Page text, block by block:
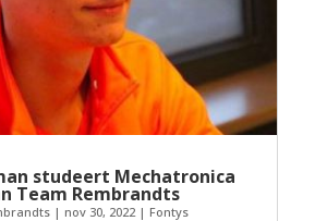
studeert Mechatronica
Team Rembrandts
| nov 30, 2022| Fontys